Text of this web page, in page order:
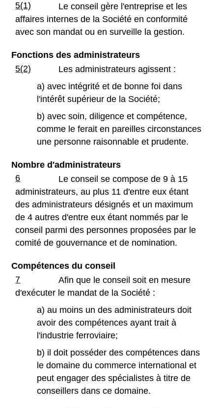
5(1)
Le conseil gère l'entreprise et les
affaires internes de la Société en conformité
avec son mandat ou en surveille la gestion.
Fonctions des administrateurs
5(2)
Les administrateurs agissent :
a) avec intégrité et de bonne foi dans
l'intérêt supérieur de la Société;
b) avec soin, diligence et compétence,
comme le ferait en pareilles circonstances
une personne raisonnable et prudente.
Nombre d'administrateurs
6
Le conseil se compose de 9 à 15
administrateurs, au plus 11 d'entre eux étant
des administrateurs désignés et un maximum
de 4 autres d'entre eux étant nommés par le
conseil parmi des personnes proposées par le
comité de gouvernance et de nomination.
Compétences du conseil
7
Afin que le conseil soit en mesure
d'exécuter le mandat de la Société :
a) au moins un des administrateurs doit
avoir des compétences ayant trait à
l'industrie ferroviaire;
b) il doit posséder des compétences dans
le domaine du commerce international et
peut engager des spécialistes à titre de
conseillers dans ce domaine.